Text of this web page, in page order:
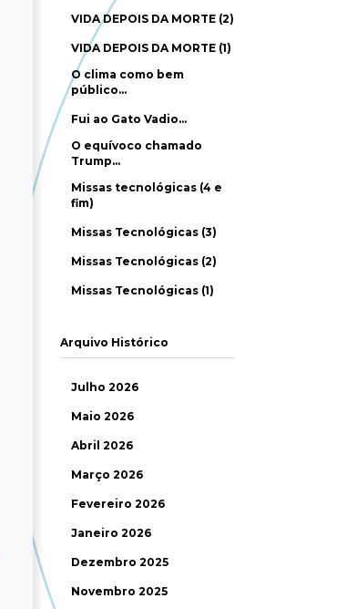
VIDA DEPOIS DA MORTE (2)
VIDA DEPOIS DA MORTE (1)
O clima como bem
público…
Fui ao Gato Vadio…
O equívoco chamado
Trump…
Missas tecnológicas (4 e
fim)
Missas Tecnológicas (3)
Missas Tecnológicas (2)
Missas Tecnológicas (1)
Arquivo Histórico
Julho 2026
Maio 2026
Abril 2026
Março 2026
Fevereiro 2026
Janeiro 2026
Dezembro 2025
Novembro 2025